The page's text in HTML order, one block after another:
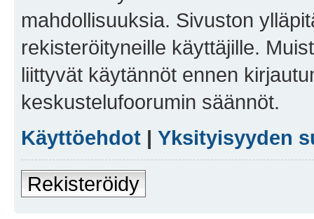
mahdollisuuksia. Sivuston
rekisteröityneille käyttäjille.
liittyvät käytännöt ennen
keskustelufoorumin säännöt.
Käyttöehdot | Yksityisyyden
Rekisteröidy